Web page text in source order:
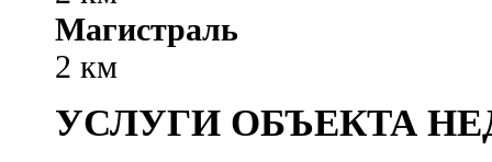
Магистраль
2 км
УСЛУГИ ОБЪЕКТА